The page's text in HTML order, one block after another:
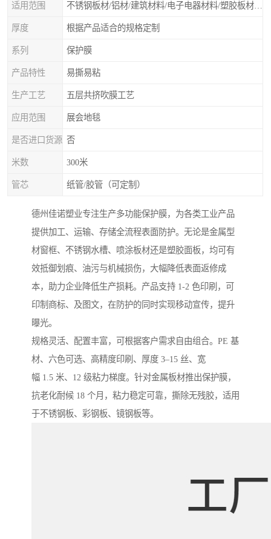
适用范围
厚度 根据产品适合的规格定制
系列 保护膜
产品特性 易撕易粘
生产工艺 五层共挤吹膜工艺
应用范围 展会地毯
是否进口货源 否
米数 300米
管芯 纸管/胶管（可定制）
德州佳诺塑业专注生产多功能保护膜，为各类工业产品
提供加工、运输、存储全流程表面防护。无论是金属型
材窗框、不锈钢水槽、喷涂板材还是塑胶面板，均可有
效抵御划痕、油污与机械损伤，大幅降低表面返修成
本，助力企业降低生产损耗。产品支持 1-2 色印刷，可
印制商标、及图文，在防护的同时实现移动宣传，提升
曝光。
规格灵活、配置丰富，可根据客户需求自由组合。PE 基
材、六色可选、高精度印刷、厚度 3–15 丝、宽
幅 1.5 米、12 级粘力梯度。针对金属板材推出保护膜，
抗老化耐候 18 个月，粘力稳定可靠，撕除无残胶，适用
于不锈钢板、彩钢板、镜钢板等。